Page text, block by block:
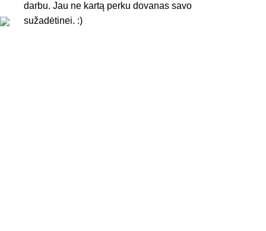
darbu. Jau ne kartą perku dovanas savo
sužadėtinei. :)